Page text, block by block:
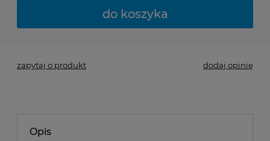
do koszyka
zapytaj o produkt dodaj opinię
Opis